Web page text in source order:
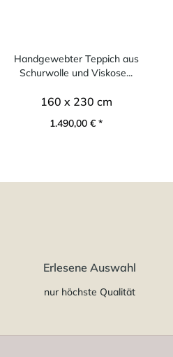
Handgewebter Teppich aus
Schurwolle und Viskose...
160 x 230 cm
1.490,00 € *
Erlesene Auswahl
nur höchste Qualität